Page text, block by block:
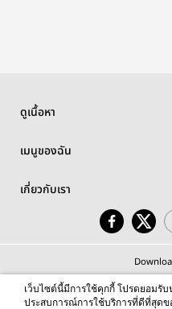
ดูเนื้อหา
เมนูของฉัน
เกี่ยวกับเรา
เว็บไซต์นี้มีการใช้คุกกี้ โปรดยอมรับ
ประสบการณ์การใช้บริการที่ดีที่สุด